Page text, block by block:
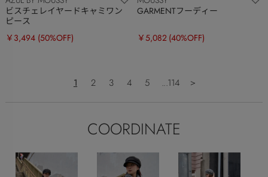
ビスチェレイヤードキャミワン
ピース
￥3,494 (50%OFF)
GARMENTフーディー
￥5,082 (40%OFF)
1 2 3 4 5 ...114 ＞
COORDINATE